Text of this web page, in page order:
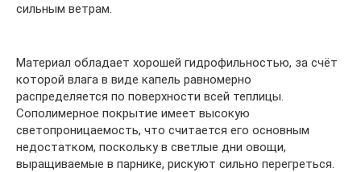
сильным ветрам.
Материал обладает хорошей гидрофильностью, за счёт
которой влага в виде капель равномерно
распределяется по поверхности всей теплицы.
Сополимерное покрытие имеет высокую
светопроницаемость, что считается его основным
недостатком, поскольку в светлые дни овощи,
выращиваемые в парнике, рискуют сильно перегреться.